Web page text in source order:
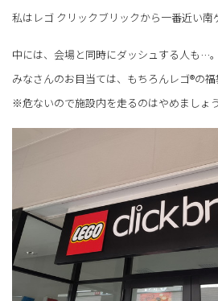
私はレゴ クリックブリックから一番近い南
中には、会場と同時にダッシュする人も…。
みなさんのお目当ては、もちろんレゴ®の福
※危ないので施設内を走るのはやめましょう